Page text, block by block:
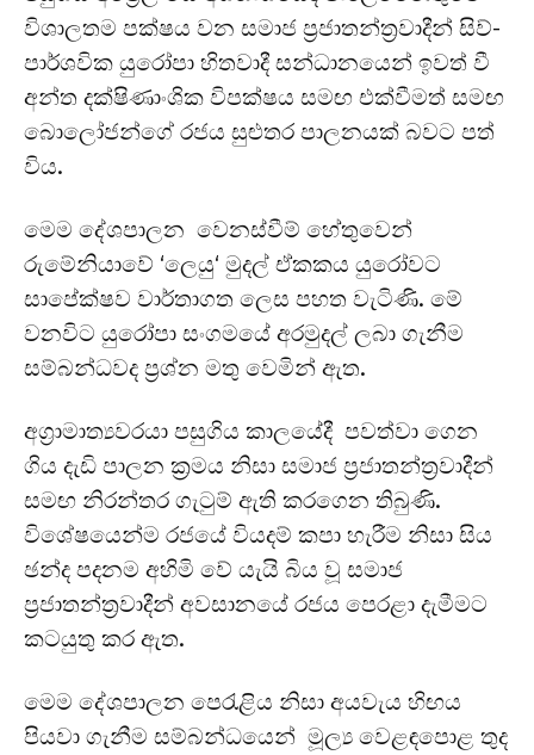
විශාලතම පක්ෂය වන සමාජ ප්‍රජාතන්ත්‍රවාදීන් සිව්-
පාර්ශවික යුරෝපා හිතවාදී සන්ධානයෙන් ඉවත් වී
අන්ත දක්ෂිණාංශික විපක්ෂය සමඟ එක්වීමත් සමඟ
බොලෝජන්ගේ රජය සුළුතර පාලනයක් බවට පත්
විය.
මෙම දේශපාලන වෙනස්වීම් හේතුවෙන්
රුමේනියාවේ ‘ලෙයු‘ මුදල් ඒකකය යුරෝවට
සාපේක්ෂව වාර්තාගත ලෙස පහත වැටිණි. මේ
වනවිට යුරෝපා සංගමයේ අරමුදල් ලබා ගැනීම
සම්බන්ධවද ප්‍රශ්න මතු වෙමින් ඇත.
අග්‍රාමාත්‍යවරයා පසුගිය කාලයේදී පවත්වා ගෙන
ගිය දැඩි පාලන ක්‍රමය නිසා සමාජ ප්‍රජාතන්ත්‍රවාදීන්
සමඟ නිරන්තර ගැටුම් ඇති කරගෙන තිබුණි.
විශේෂයෙන්ම රජයේ වියදම් කපා හැරීම නිසා සිය
ඡන්ද පදනම අහිමි වේ යැයි බිය වූ සමාජ
ප්‍රජාතන්ත්‍රවාදීන් අවසානයේ රජය පෙරළා දැමීමට
කටයුතු කර ඇත.
මෙම දේශපාලන පෙරැළිය නිසා අයවැය හිඟය
පියවා ගැනීම සම්බන්ධයෙන් මූල්‍ය වෙළඳපොළ තුද